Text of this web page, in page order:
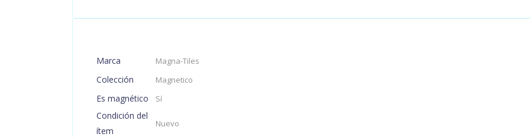
Marca Magna-Tiles
Colección Magnetico
Es magnético Sí
Condición del
ítem
Nuevo